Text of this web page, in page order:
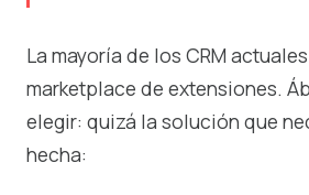
La mayoría de los CRM
marketplace de extensiones.
elegir: quizá la solución que
hecha: